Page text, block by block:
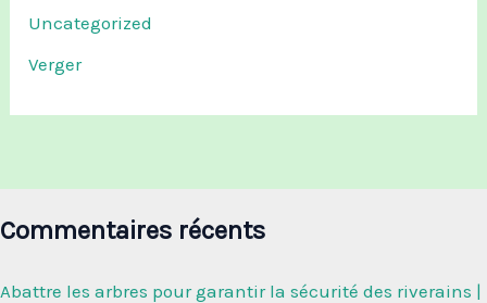
Uncategorized
Verger
Commentaires récents
Abattre les arbres pour garantir la sécurité des riverains |